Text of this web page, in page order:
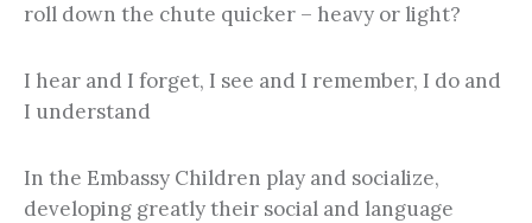
roll down the chute quicker – heavy or light?
I hear and I forget, I see and I remember, I do and
I understand
In the Embassy Children play and socialize,
developing greatly their social and language